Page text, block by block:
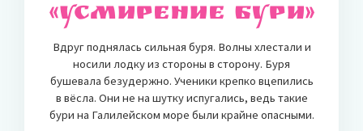
«Усмирение бури»
Вдруг поднялась сильная буря. Волны хлестали и
носили лодку из стороны в сторону. Буря
бушевала безудержно. Ученики крепко вцепились
в вёсла. Они не на шутку испугались, ведь такие
бури на Галилейском море были крайне опасными.